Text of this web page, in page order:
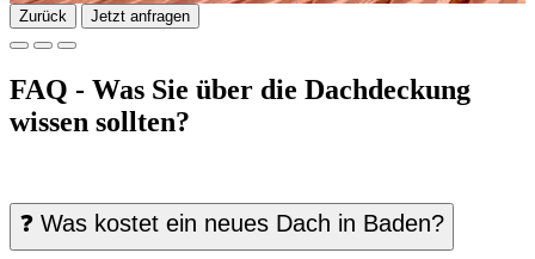
Zurück Jetzt anfragen
FAQ - Was Sie über die Dachdeckung
wissen sollten?
❓ Was kostet ein neues Dach in Baden?